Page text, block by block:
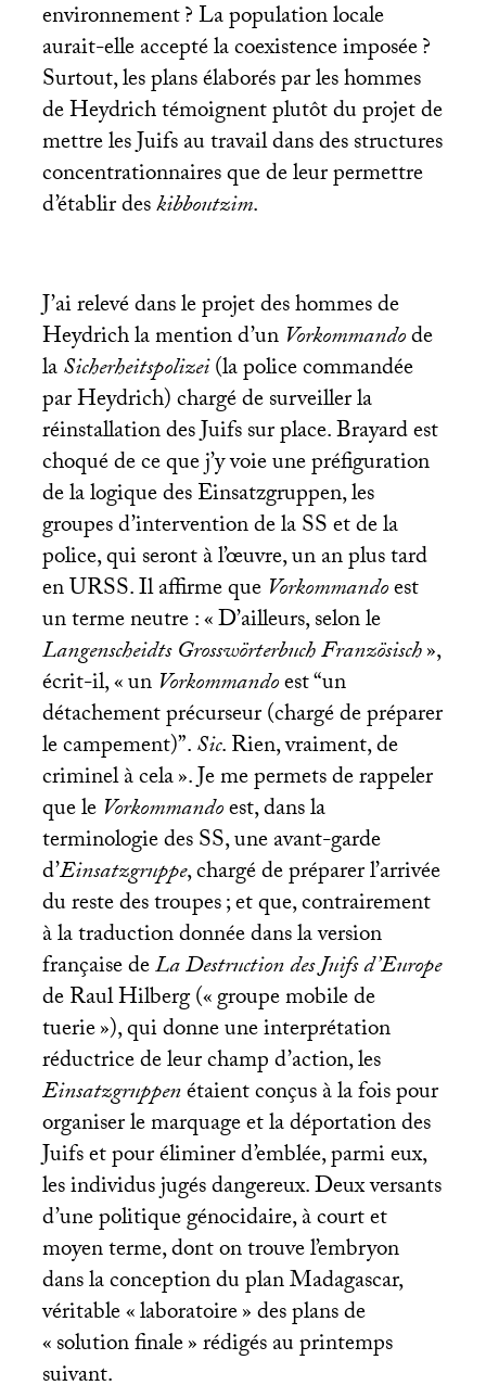
environnement? La population locale
aurait-elle accepté la coexistence imposée?
Surtout, les plans élaborés par les hommes
de Heydrich témoignent plutôt du projet de
mettre les Juifs au travail dans des structures
concentrationnaires que de leur permettre
d’établir deskibboutzim.
J’ai relevé dans le projet des hommes de
Heydrich la mention d’un Vorkommandode
laSicherheitspolizei(la police commandée
par Heydrich) chargé de surveiller la
réinstallation des Juifs sur place. Brayard est
choqué de ce que j’y voie une préfiguration
de la logique des Einsatzgruppen, les
groupes d’intervention de laSSet de la
police, qui seront à l’œuvre, un an plus tard
enURSS. Il affirme que Vorkommandoest
un terme neutre : «D’ailleurs, selon le
Langenscheidts Grosswörterbuch Französisch»,
écrit-il, «un Vorkommandoest “un
détachement précurseur (chargé de préparer
le campement)”.Sic. Rien, vraiment, de
criminel à cela». Je me permets de rappeler
que le Vorkommandoest, dans la
terminologie desSS, une avant-garde
d’Einsatzgruppe, chargé de préparer l’arrivée
du reste des troupes; et que, contrairement
à la traduction donnée dans la version
française deLa Destruction des Juifs d’Europe
de Raul Hilberg («groupe mobile de
tuerie»), qui donne une interprétation
réductrice de leur champ d’action, les
Einsatzgruppenétaient conçus à la fois pour
organiser le marquage et la déportation des
Juifs et pour éliminer d’emblée, parmi eux,
les individus jugés dangereux. Deux versants
d’une politique génocidaire, à court et
moyen terme, dont on trouve l’embryon
dans la conception du plan Madagascar,
véritable «laboratoire» des plans de
«solution finale» rédigés au printemps
suivant.